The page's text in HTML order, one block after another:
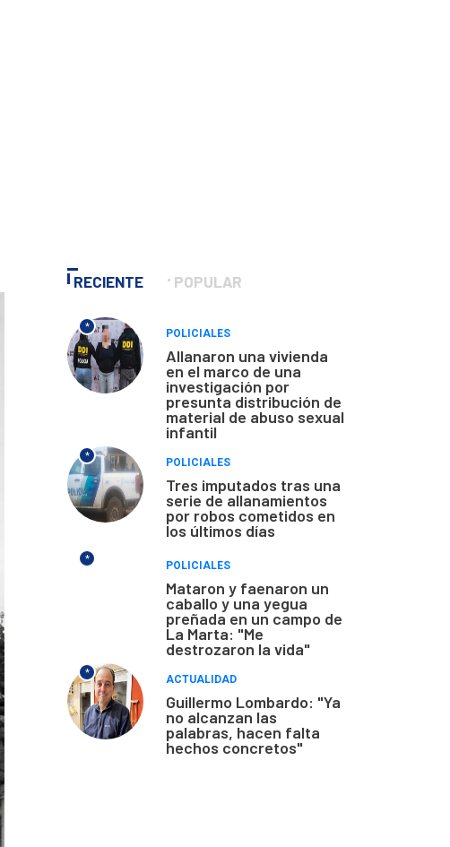
RECIENTE POPULAR
*
POLICIALES
Allanaron una vivienda
en el marco de una
investigación por
presunta distribución de
material de abuso sexual
infantil
*
POLICIALES
Tres imputados tras una
serie de allanamientos
por robos cometidos en
los últimos días
*
POLICIALES
Mataron y faenaron un
caballo y una yegua
preñada en un campo de
La Marta: "Me
destrozaron la vida"
*
ACTUALIDAD
Guillermo Lombardo: "Ya
no alcanzan las
palabras, hacen falta
hechos concretos"